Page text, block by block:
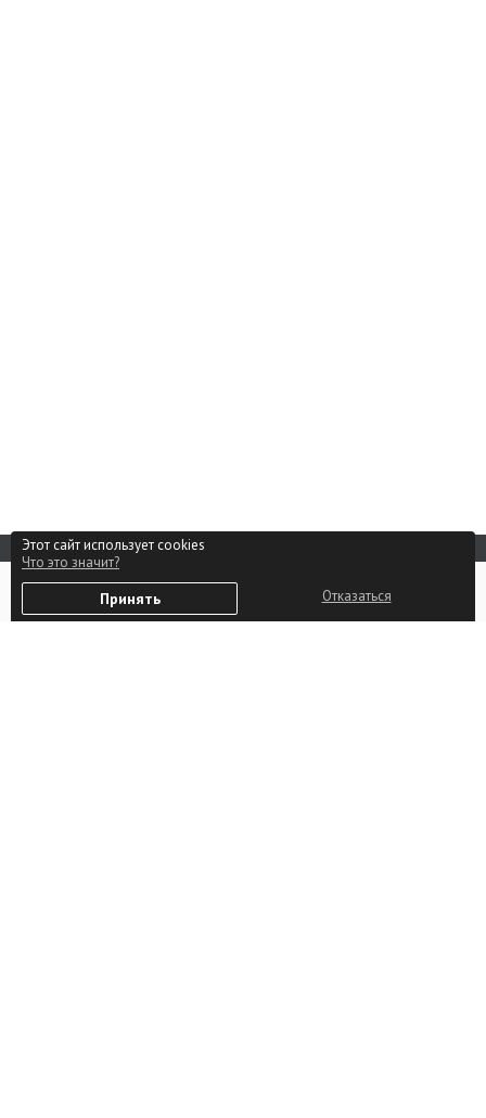
Реклама на сайте
Способы оплаты
Партнерам
Избранное Войти
Этот сайт использует cookies
Что это значит?
Принять Отказаться